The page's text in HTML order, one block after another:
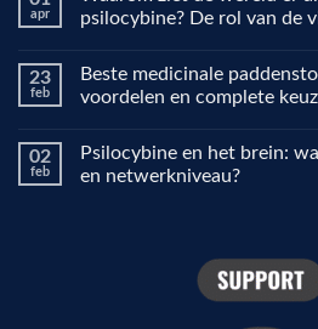
Microdosing
uitgelegd:
het
gebruiken
voor
en
stemming
apr
psilocybine? De rol van de
op
ziet
er
uit
23
feb
Beste medicinale
voordelen en complete
op
medicinale
02
feb
Psilocybine en het brein:
en netwerkniveau?